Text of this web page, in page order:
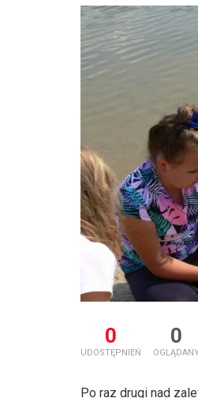
0
UDOSTĘPNIEŃ
0
Po raz drugi nad